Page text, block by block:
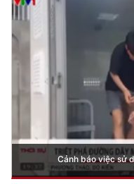
Cảnh báo việc sử